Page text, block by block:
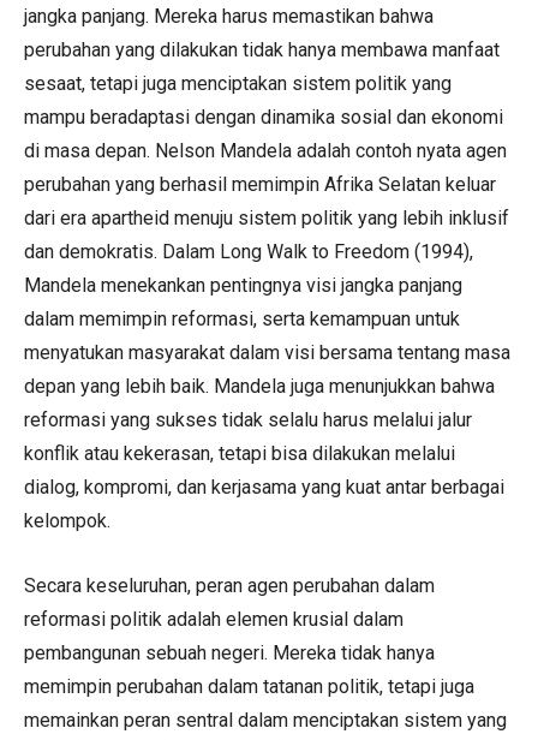
jangka panjang. Mereka harus memastikan bahwa
perubahan yang dilakukan tidak hanya membawa manfaat
sesaat, tetapi juga menciptakan sistem politik yang
mampu beradaptasi dengan dinamika sosial dan ekonomi
di masa depan. Nelson Mandela adalah contoh nyata agen
perubahan yang berhasil memimpin Afrika Selatan keluar
dari era apartheid menuju sistem politik yang lebih inklusif
dan demokratis. Dalam Long Walk to Freedom (1994),
Mandela menekankan pentingnya visi jangka panjang
dalam memimpin reformasi, serta kemampuan untuk
menyatukan masyarakat dalam visi bersama tentang masa
depan yang lebih baik. Mandela juga menunjukkan bahwa
reformasi yang sukses tidak selalu harus melalui jalur
konflik atau kekerasan, tetapi bisa dilakukan melalui
dialog, kompromi, dan kerjasama yang kuat antar berbagai
kelompok.
Secara keseluruhan, peran agen perubahan dalam
reformasi politik adalah elemen krusial dalam
pembangunan sebuah negeri. Mereka tidak hanya
memimpin perubahan dalam tatanan politik, tetapi juga
memainkan peran sentral dalam menciptakan sistem yang